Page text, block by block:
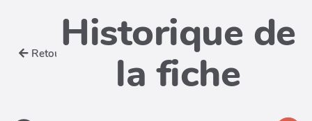
Retour Historique de
la fiche